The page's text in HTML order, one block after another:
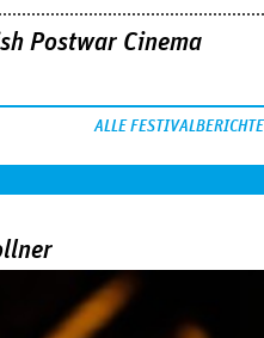
Postwar Cinema
ALLE FESTIVALBERICHTE